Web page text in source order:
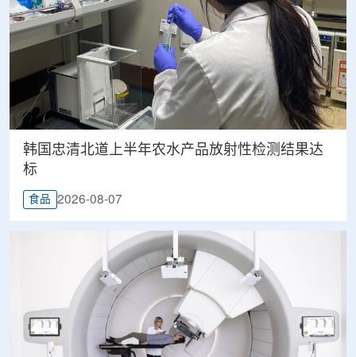
韩国忠清北道上半年农水产品放射性检测结果达
标
食品 2026-08-07